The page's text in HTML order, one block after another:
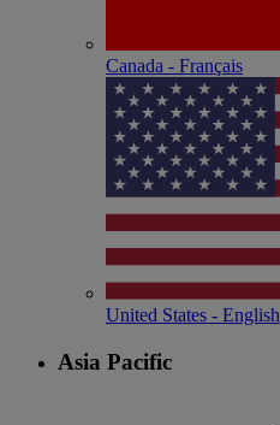
Canada - Français
United States - English
Asia Pacific